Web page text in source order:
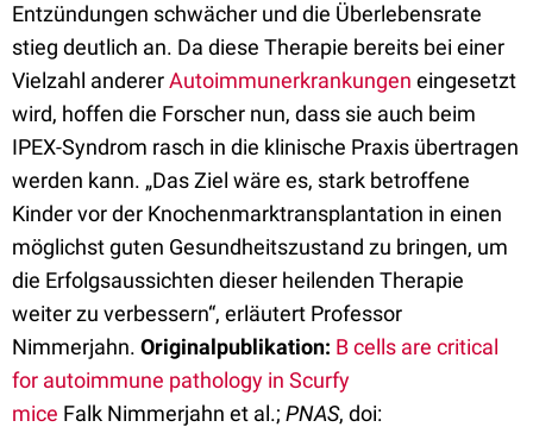
Entzündungen schwächer und die Überlebensrate
stieg deutlich an. Da diese Therapie bereits bei einer
Vielzahl andererAutoimmunerkrankungen eingesetzt
wird, hoffen die Forscher nun, dass sie auch beim
IPEX-Syndrom rasch in die klinische Praxis übertragen
werden kann. „Das Ziel wäre es, stark betroffene
Kinder vor der Knochenmarktransplantation in einen
möglichst guten Gesundheitszustand zu bringen, um
die Erfolgsaussichten dieser heilenden Therapie
weiter zu verbessern“, erläutert Professor
Nimmerjahn. Originalpublikation: B cells are critical
for autoimmune pathology in Scurfy
mice Falk Nimmerjahn et al.; PNAS, doi: